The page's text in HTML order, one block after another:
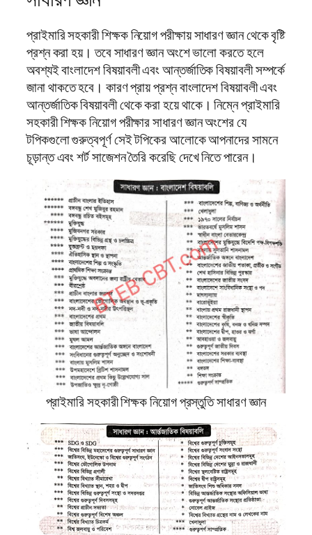
প্রাইমারি সহকারী শিক্ষক নিয়োগ পরীক্ষায় সাধারণ জ্ঞান থেকে বৃষ্টি
প্রশ্ন করা হয়। তবে সাধারণ জ্ঞান অংশে ভালো করতে হলে
অবশ্যই বাংলাদেশ বিষয়াবলী এবং আন্তর্জাতিক বিষয়াবলী সম্পর্কে
জানা থাকতে হবে। কারণ প্রায় প্রশ্ন বাংলাদেশ বিষয়াবলী এবং
আন্তর্জাতিক বিষয়াবলী থেকে করা হয়ে থাকে। নিম্নে প্রাইমারি
সহকারী শিক্ষক নিয়োগ পরীক্ষার সাধারণ জ্ঞান অংশের যে
টপিকগুলো গুরুত্বপূর্ণ সেই টপিকের আলোকে আপনাদের সামনে
চূড়ান্ত এবং শর্ট সাজেশন তৈরি করেছি দেখে নিতে পারেন।
প্রাইমারি সহকারী শিক্ষক নিয়োগ প্রস্তুতি সাধারণ জ্ঞান